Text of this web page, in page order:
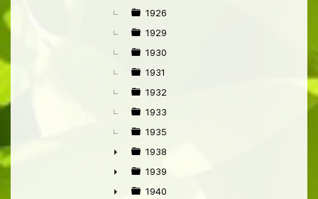
►
1926
1929
1930
1931
1932
1933
1935
►
1938
►
1939
1940